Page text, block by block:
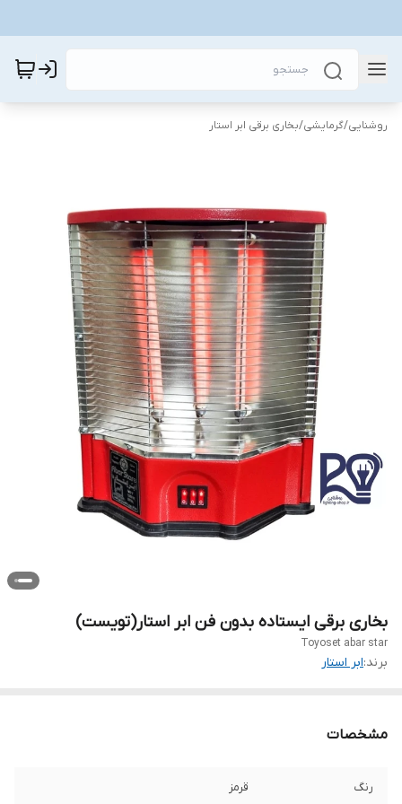
روشنایی/گرمایشی/بخاری برقی ابر استار
بخاری برقی ایستاده بدون فن ابر استار(تویست)
Toyoset abar star
برند:ابر استار
مشخصات
رنگ قرمز